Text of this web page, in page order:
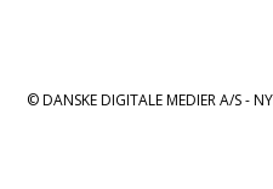
© DANSKE DIGITALE MEDIER A/S -